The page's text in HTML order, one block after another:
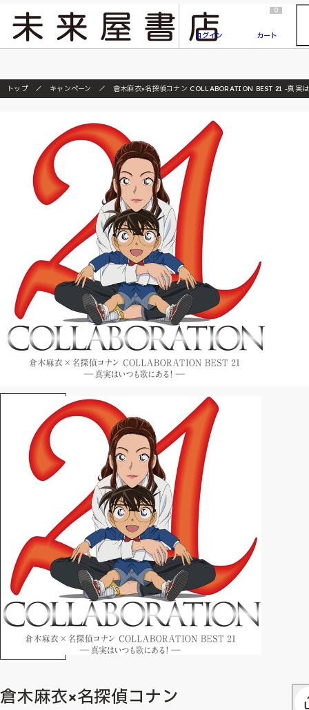
『ONE PIECE magazine 021 ONE PIECEカード付き同梱版』発売延期のご案内
ログイン
0
カート
トップ キャンペーン 倉木麻衣×名探偵コナン COLLABORATION BEST 21 -真実
倉木麻衣×名探偵コナン